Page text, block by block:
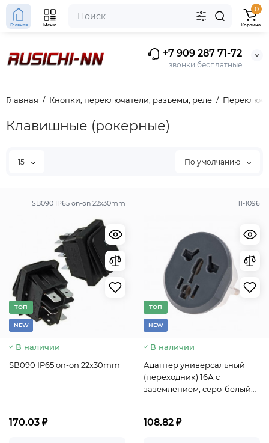
+7 909 287 71-72
звонки бесплатные
Главная Меню
0
Корзина
Главная Кнопки, переключатели, разъемы, реле
Клавишные (рокерные)
15 По умолчанию
SB090 IP65 on-on 22x30mm
TОП
NEW
В наличии
SB090 IP65 on-on 22x30mm
170.03 ₽
11-1096
TОП
NEW
В наличии
Адаптер универсальный
(переходник) 16А с
заземлением, серо-белый
108.82 ₽